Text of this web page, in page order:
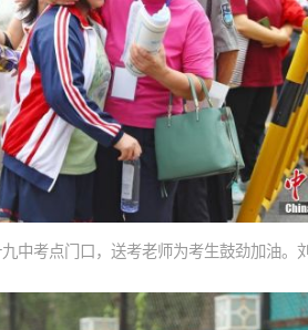
中考点门口，送考老师为考生鼓劲加油。